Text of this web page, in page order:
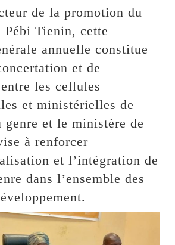
de la promotion du
Pébi Tienin, cette
annuelle constitue
et de
les cellules
et ministérielles de
genre et le ministère de
à renforcer
et l’intégration de
dans l’ensemble des